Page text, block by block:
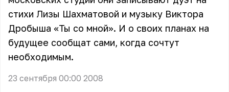
стихи Лизы Шахматовой и музыку Виктора
Дробыша «Ты со мной». И о своих планах на
будущее сообщат сами, когда сочтут
необходимым.
23 сентября 00:00 2008